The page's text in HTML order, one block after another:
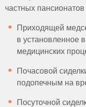
частных
Приходящей
в установленное
медицинских
Почасовой
подопечным на
Посуточной